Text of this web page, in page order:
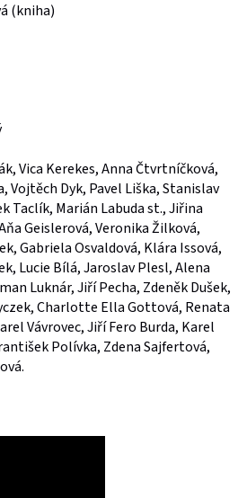
(kniha)
Vica Kerekes, Anna Čtvrtníčková,
Dyk, Pavel Liška, Stanislav
Taclík, Marián Labuda st., Jiřina
Geislerová, Veronika Žilková,
Gabriela Osvaldová, Klára Issová,
Lucie Bílá, Jaroslav Plesl, Alena
Luknár, Jiří Pecha, Zdeněk Dušek,
Charlotte Ella Gottová, Renata
Vávrovec, Jiří Fero Burda, Karel
Polívka, Zdena Sajfertová,